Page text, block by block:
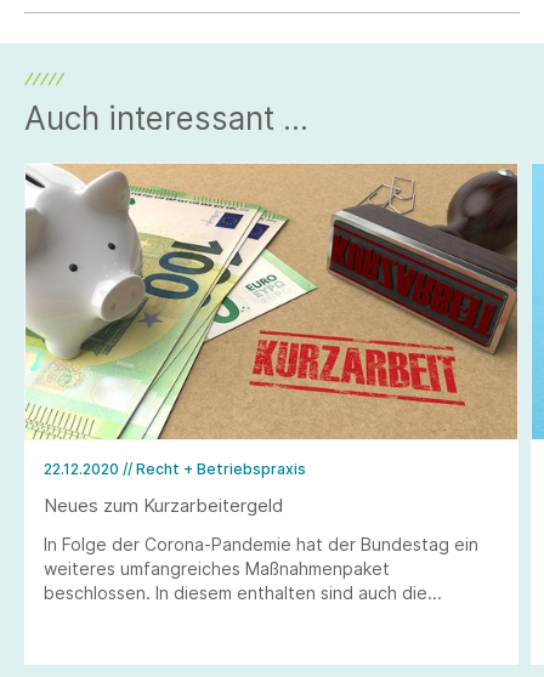
Auch interessant ...
22.12.2020 // Recht + Betriebspraxis
Neues zum Kurzarbeitergeld
In Folge der Corona-Pandemie hat der Bundestag ein
weiteres umfangreiches Maßnahmenpaket
beschlossen. In diesem enthalten sind auch die
Zeitpunkt, zu dem Kurzarbeit angezeigt wird.